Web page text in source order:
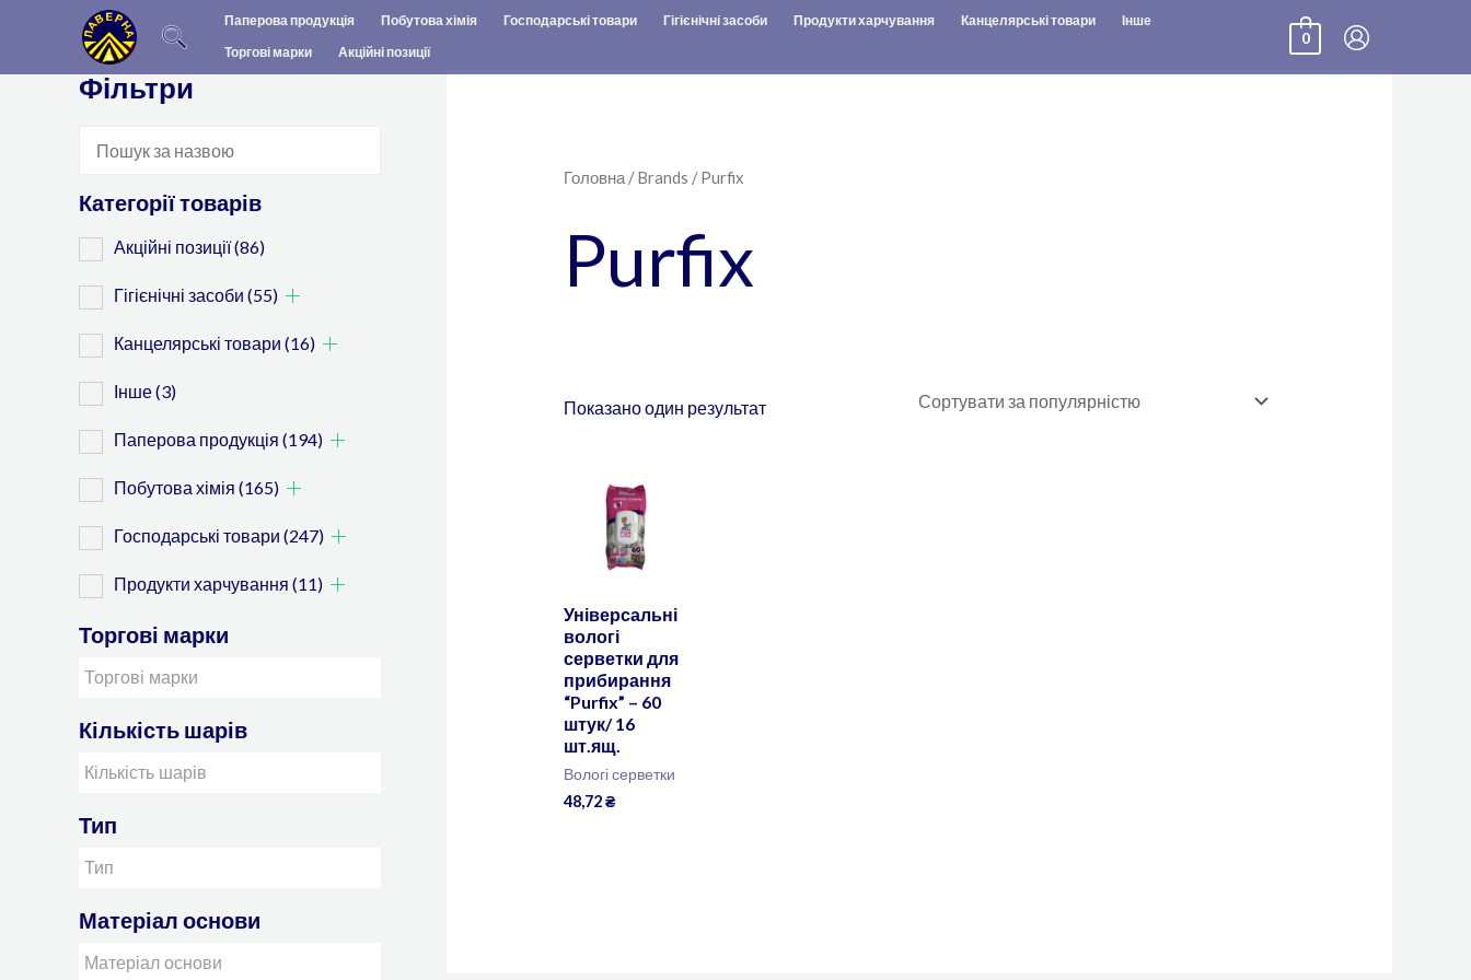
вмісту
Паперова продукція Побутова хімія Господарські товари Гігієнічні засоби Продукти харчування Канцелярські товари
Інше
Торгові марки
Акційні позиції
0
Фільтри
Категорії товарів
Акційні позиції(86)
Гігієнічні засоби (55)
Канцелярські товари (16)
Інше(3)
Паперова продукція (194)
Побутова хімія (165)
Господарські товари (247)
Продукти харчування (11)
Торгові марки
Кількість шарів
Тип
Матеріал основи
Головна/Brands / Purfix
Purfix
Показано один результат
Універсальні
вологі
серветки для
прибирання
“Purfix” – 60
штук/ 16
шт.ящ.
Вологі серветки
48,72₴